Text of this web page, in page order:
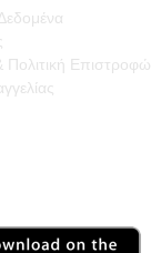
Πολιτική